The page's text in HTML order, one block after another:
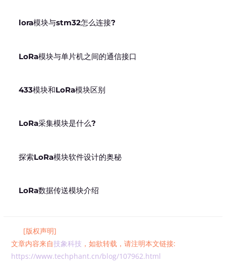
lora模块与stm32怎么连接?
LoRa模块与单片机之间的通信接口
433模块和LoRa模块区别
LoRa采集模块是什么?
探索LoRa模块软件设计的奥秘
LoRa数据传送模块介绍
[版权声明]
文章内容来自技象科技 ，如欲转载，请注明本文链接:
https://www.techphant.cn/blog/107962.html